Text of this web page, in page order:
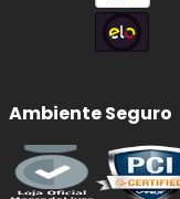
Ambiente Seguro